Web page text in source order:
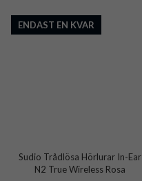
ENDAST EN KVAR
Sudio Trådlösa Hörlurar In-Ear
N2 True Wireless Rosa